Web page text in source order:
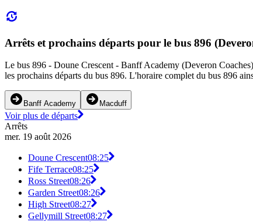
Arrêts et prochains départs pour le bus 896
Le bus 896 - Doune Crescent - Banff Academy (Deveron
les prochains départs du bus 896. L'horaire complet du bus 896
Banff Academy Macduff
Voir plus de départs
Arrêts
mer. 19 août 2026
Doune Crescent08:25
Fife Terrace08:25
Ross Street08:26
Garden Street08:26
High Street08:27
Gellymill Street08:27